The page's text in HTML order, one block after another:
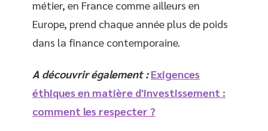
métier, en France comme ailleurs en
Europe, prend chaque année plus de poids
dans la finance contemporaine.
A découvrir également : Exigences
éthiques en matière d'investissement :
comment les respecter ?